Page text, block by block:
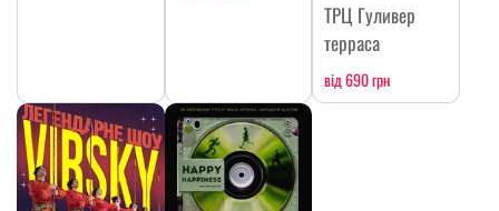
ТРЦ Гуливер
терраса
від 690 грн